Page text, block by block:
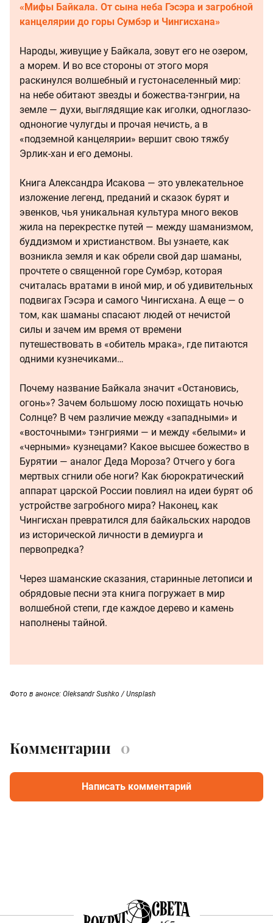
«Мифы Байкала. От сына неба Гэсэра и загробной
канцелярии до горы Сумбэр и Чингисхана»
Народы, живущие у Байкала, зовут его не озером,
а морем. И во все стороны от этого моря
раскинулся волшебный и густонаселенный мир:
на небе обитают звезды и божества-тэнгрии, на
земле — духи, выглядящие как иголки, одноглазо-
одноногие чулугды и прочая нечисть, а в
«подземной канцелярии» вершит свою тяжбу
Эрлик-хан и его демоны.
Книга Александра Исакова — это увлекательное
изложение легенд, преданий и сказок бурят и
эвенков, чья уникальная культура много веков
жила на перекрестке путей — между шаманизмом,
буддизмом и христианством. Вы узнаете, как
возникла земля и как обрели свой дар шаманы,
прочтете о священной горе Сумбэр, которая
считалась вратами в иной мир, и об удивительных
подвигах Гэсэра и самого Чингисхана. А еще — о
том, как шаманы спасают людей от нечистой
силы и зачем им время от времени
путешествовать в «обитель мрака», где питаются
одними кузнечиками…
Почему название Байкала значит «Остановись,
огонь»? Зачем большому лосю похищать ночью
Солнце? В чем различие между «западными» и
«восточными» тэнгриями — и между «белыми» и
«черными» кузнецами? Какое высшее божество в
Бурятии — аналог Деда Мороза? Отчего у бога
мертвых сгнили обе ноги? Как бюрократический
аппарат царской России повлиял на идеи бурят об
устройстве загробного мира? Наконец, как
Чингисхан превратился для байкальских народов
из исторической личности в демиурга и
первопредка?
Через шаманские сказания, старинные летописи и
обрядовые песни эта книга погружает в мир
волшебной степи, где каждое дерево и камень
наполнены тайной.
Фото в анонсе: Oleksandr Sushko / Unsplash
Комментарии 0
Написать комментарий